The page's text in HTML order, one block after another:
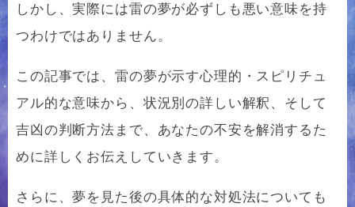
しかし、実際には雷の夢が必ずしも悪い意味を持
つわけではありません。
この記事では、雷の夢が示す心理的・スピリチュ
アル的な意味から、状況別の詳しい解釈、そして
吉凶の判断方法まで、あなたの不安を解消するた
めに詳しくお伝えしていきます。
さらに、夢を見た後の具体的な対処法についても